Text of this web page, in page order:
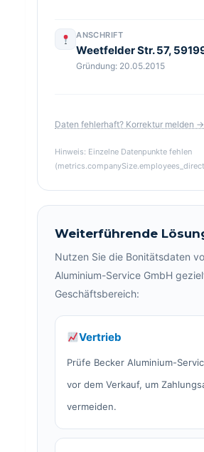
ANSCHRIFT
Weetfelder Str. 57,
Gründung: 20.05.2015
Daten fehlerhaft? Korrektur melden →
Hinweis: Einzelne Datenpunkte fehlen
Weiterführende
Nutzen Sie die Bonitätsdaten
Aluminium-Service GmbH
Geschäftsbereich:
Vertrieb
Prüfe Becker Aluminium-
vor dem Verkauf, um
vermeiden.